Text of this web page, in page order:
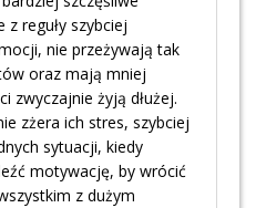
z reguły szybciej
nie przeżywają tak
oraz mają mniej
zwyczajnie żyją dłużej.
zżera ich stres, szybciej
sytuacji, kiedy
motywację, by wrócić
z dużym